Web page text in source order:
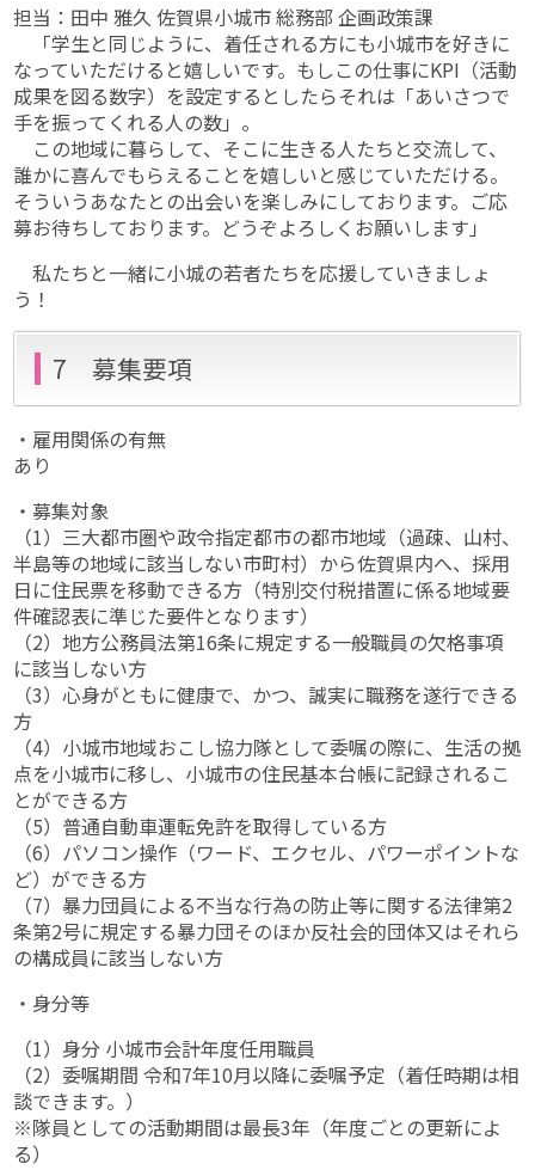
担当：田中 雅久 佐賀県小城市 総務部 企画政策課
「学生と同じように、着任される方にも小城市を好きに
なっていただけると嬉しいです。もしこの仕事にKPI（活動
成果を図る数字）を設定するとしたらそれは「あいさつで
手を振ってくれる人の数」。
この地域に暮らして、そこに生きる人たちと交流して、
誰かに喜んでもらえることを嬉しいと感じていただける。
そういうあなたとの出会いを楽しみにしております。ご応
募お待ちしております。どうぞよろしくお願いします」
私たちと一緒に小城の若者たちを応援していきましょ
う！
7 募集要項
・雇用関係の有無
あり
・募集対象
（1）三大都市圏や政令指定都市の都市地域（過疎、山村、
半島等の地域に該当しない市町村）から佐賀県内へ、採用
日に住民票を移動できる方（特別交付税措置に係る地域要
件確認表に準じた要件となります）
（2）地方公務員法第16条に規定する一般職員の欠格事項
に該当しない方
（3）心身がともに健康で、かつ、誠実に職務を遂行できる
方
（4）小城市地域おこし協力隊として委嘱の際に、生活の拠
点を小城市に移し、小城市の住民基本台帳に記録されるこ
とができる方
（5）普通自動車運転免許を取得している方
（6）パソコン操作（ワード、エクセル、パワーポイントな
ど）ができる方
（7）暴力団員による不当な行為の防止等に関する法律第2
条第2号に規定する暴力団そのほか反社会的団体又はそれら
の構成員に該当しない方
・身分等
（1）身分 小城市会計年度任用職員
（2）委嘱期間 令和7年10月以降に委嘱予定（着任時期は相
談できます。）
※隊員としての活動期間は最長3年（年度ごとの更新によ
る）